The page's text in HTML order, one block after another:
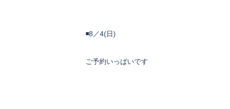
◾️8／4(日)
ご予約いっぱいです